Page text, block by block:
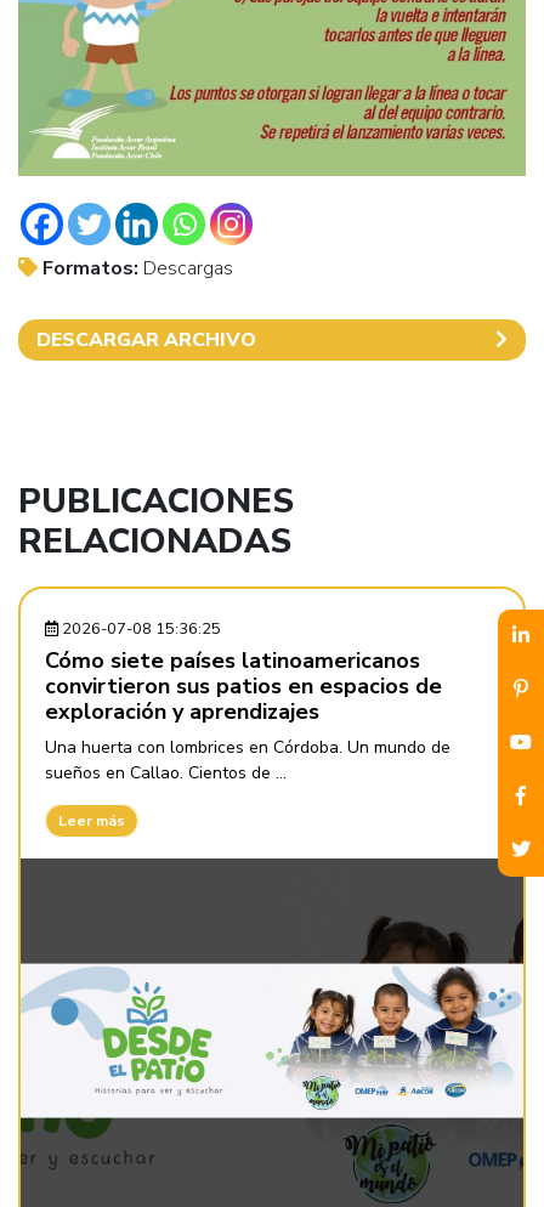
Formatos: Descargas
DESCARGAR ARCHIVO
PUBLICACIONES
RELACIONADAS
2026-07-08 15:36:25
Cómo siete países latinoamericanos
convirtieron sus patios en espacios de
exploración y aprendizajes
Una huerta con lombrices en Córdoba. Un mundo de
sueños en Callao. Cientos de ...
Leer más